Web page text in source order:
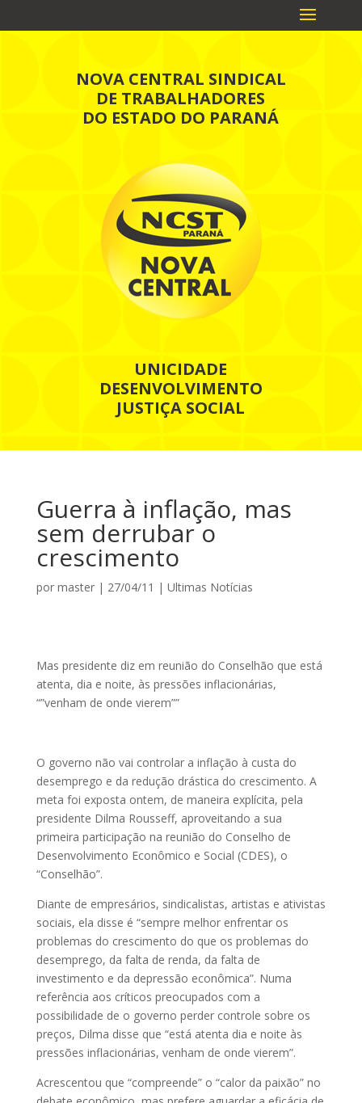
NOVA CENTRAL SINDICAL
DE TRABALHADORES
DO ESTADO DO PARANÁ
UNICIDADE
DESENVOLVIMENTO
JUSTIÇA SOCIAL
Guerra à inflação, mas
sem derrubar o
crescimento
por master| 27/04/11 | Ultimas Notícias
Mas presidente diz em reunião do Conselhão que está
atenta, dia e noite, às pressões inflacionárias,
“”venham de onde vierem””
O governo não vai controlar a inflação à custa do
desemprego e da redução drástica do crescimento. A
meta foi exposta ontem, de maneira explícita, pela
presidente Dilma Rousseff, aproveitando a sua
primeira participação na reunião do Conselho de
Desenvolvimento Econômico e Social (CDES), o
“Conselhão”.
Diante de empresários, sindicalistas, artistas e ativistas
sociais, ela disse é “sempre melhor enfrentar os
problemas do crescimento do que os problemas do
desemprego, da falta de renda, da falta de
investimento e da depressão econômica”. Numa
referência aos críticos preocupados com a
possibilidade de o governo perder controle sobre os
preços, Dilma disse que “está atenta dia e noite às
pressões inflacionárias, venham de onde vierem”.
Acrescentou que “compreende” o “calor da paixão” no